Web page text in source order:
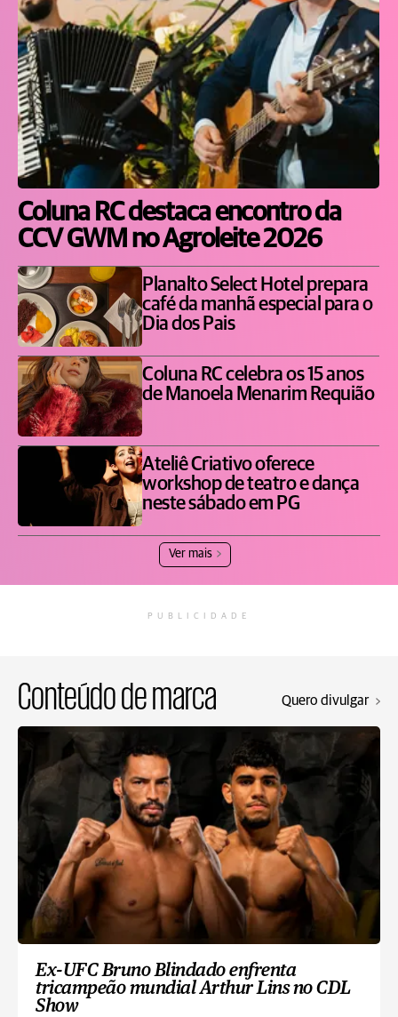
Coluna RC destaca encontro da
CCV GWM no Agroleite 2026
Planalto Select Hotel prepara
café da manhã especial para o
Dia dos Pais
Coluna RC celebra os 15 anos
de Manoela Menarim Requião
Ateliê Criativo oferece
workshop de teatro e dança
neste sábado em PG
Ver mais
PUBLICIDADE
Conteúdo de marca Quero divulgar
Ex-UFC Bruno Blindado enfrenta
tricampeão mundial Arthur Lins no CDL
Show